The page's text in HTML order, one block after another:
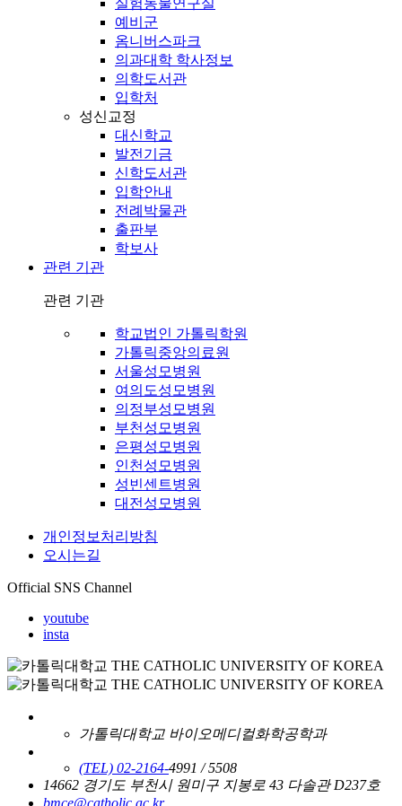
실험동물연구실
예비군
옴니버스파크
의과대학 학사정보
의학도서관
입학처
성신교정
대신학교
발전기금
신학도서관
입학안내
전례박물관
출판부
학보사
관련 기관
관련 기관
학교법인 가톨릭학원
가톨릭중앙의료원
서울성모병원
여의도성모병원
의정부성모병원
부천성모병원
은평성모병원
인천성모병원
성빈센트병원
대전성모병원
개인정보처리방침
오시는길
Official SNS Channel
youtube
insta
가톨릭대학교 바이오메디컬화학공학과
(TEL) 02-2164-4991 / 5508
14662 경기도 부천시 원미구 지봉로 43 다솔관 D237호
bmce@catholic.ac.kr